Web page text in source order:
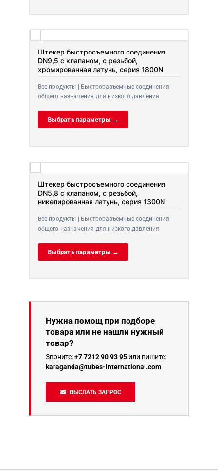
Штекер быстросъемного соединения
DN9,5 с клапаном, с резьбой,
хромированная латунь, серия 1800N
Все продукты | Быстроразъемные соединения
общего назначения для низкого давления
Выбрать параметры →
Штекер быстросъемного соединения
DN5,8 с клапаном, с резьбой,
никелированная латунь, серия 1300N
Все продукты | Быстроразъемные соединения
общего назначения для низкого давления
Выбрать параметры →
Нужна помощ при подборе
товара или не нашли нужный
товар?
Звоните:+7 7212 90 93 95 или пишите:
karaganda@tubes-international.com
ВЫСЛАТЬ ЗАПРОС